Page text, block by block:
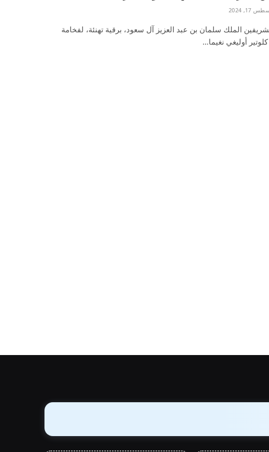
17, 2024
الملك سلمان بن عبد العزيز آل سعود، برقية تهنئة، لفخامة
أوليغي نغيما…